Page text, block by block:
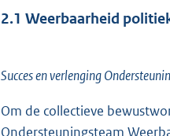
2.1 Weerbaarheid
Succes en verlenging
Om de collectieve
Ondersteuningsteam